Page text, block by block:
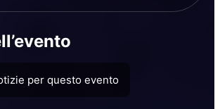
per questo evento